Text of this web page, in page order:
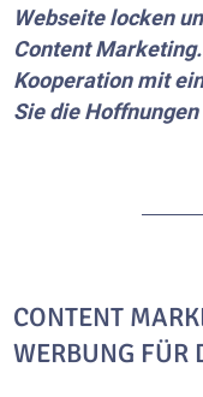
Webseite locken
Content
Kooperation mit
Sie die
CONTENT
WERBUNG FÜR